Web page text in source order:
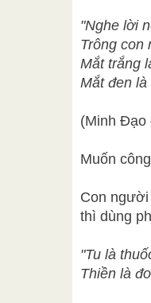
"Nghe lời
Trông con
Mắt trắng
Mắt đen là
(Minh Đạo
Muốn
Con
thì dùng
"Tu là
Thiền là